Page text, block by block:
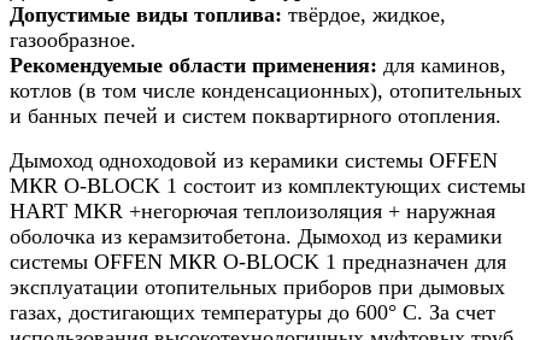
Допустимые виды топлива: твёрдое, жидкое,
газообразное.
Рекомендуемые области применения: для каминов,
котлов (в том числе конденсационных), отопительных
и банных печей и систем поквартирного отопления.
Дымоход одноходовой из керамики системы OFFEN
МКR O-BLOCK 1 состоит из комплектующих системы
HART MKR +негорючая теплоизоляция + наружная
оболочка из керамзитобетона. Дымоход из керамики
системы OFFEN МКR O-BLOCK 1 предназначен для
эксплуатации отопительных приборов при дымовых
газах, достигающих температуры до 600° C. За счет